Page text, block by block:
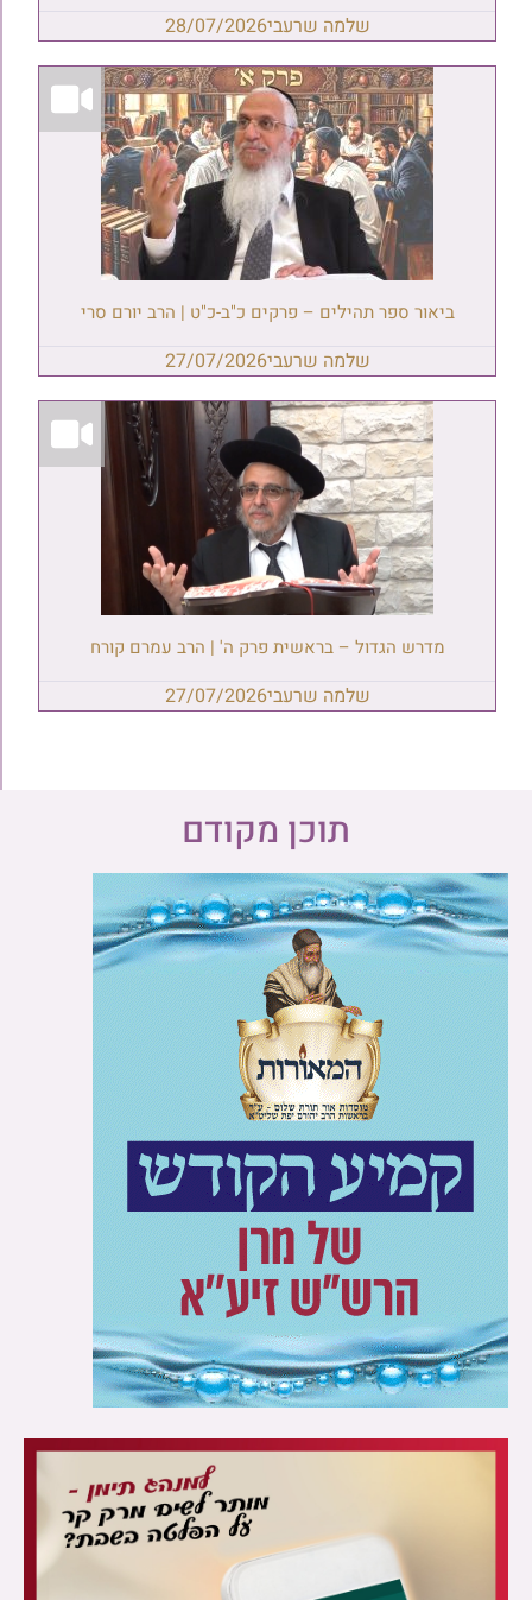
שלמה שרעבי28/07/2026
ביאור ספר תהילים – פרקים כ"ב-כ"ט | הרב יורם סרי
שלמה שרעבי27/07/2026
מדרש הגדול – בראשית פרק ה' | הרב עמרם קורח
שלמה שרעבי27/07/2026
תוכן מקודם